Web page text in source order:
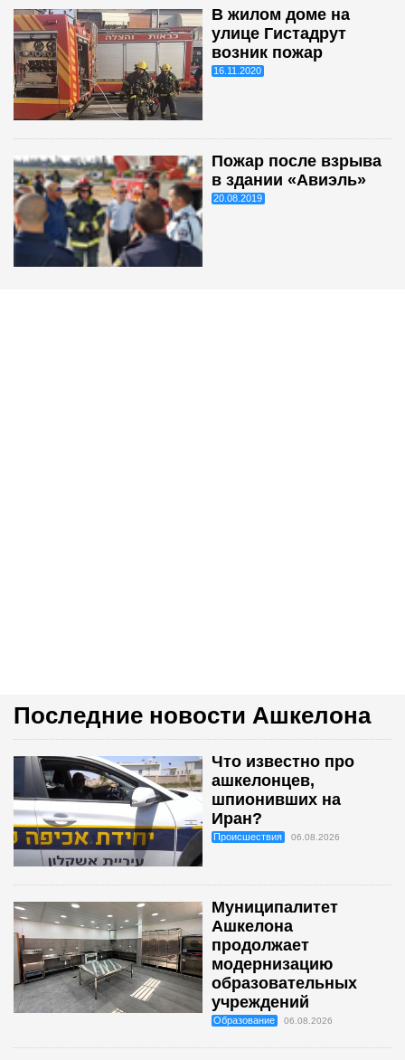
В жилом доме на
улице Гистадрут
возник пожар
16.11.2020
Пожар после взрыва
в здании «Авиэль»
20.08.2019
Последние новости Ашкелона
Что известно про
ашкелонцев,
шпионивших на
Иран?
Происшествия 06.08.2026
Муниципалитет
Ашкелона
продолжает
модернизацию
образовательных
учреждений
Образование 06.08.2026